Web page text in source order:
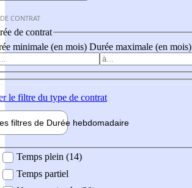
CONTRAT
de contrat
minimale (en mois) Durée maximale (en mois)
le filtre du type de contrat
filtres de Durée hebdomadaire
Temps plein (14)
Temps partiel